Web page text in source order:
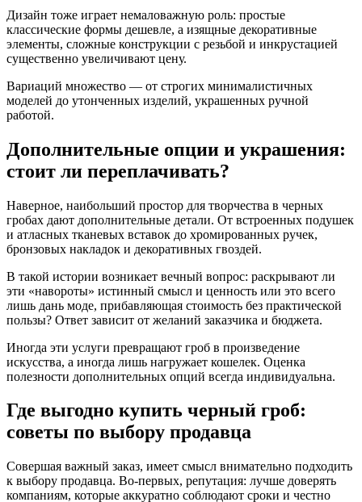
Дизайн тоже играет немаловажную роль: простые
классические формы дешевле, а изящные декоративные
элементы, сложные конструкции с резьбой и инкрустацией
существенно увеличивают цену.
Вариаций множество — от строгих минималистичных
моделей до утонченных изделий, украшенных ручной
работой.
Дополнительные опции и украшения:
стоит ли переплачивать?
Наверное, наибольший простор для творчества в черных
гробах дают дополнительные детали. От встроенных подушек
и атласных тканевых вставок до хромированных ручек,
бронзовых накладок и декоративных гвоздей.
В такой истории возникает вечный вопрос: раскрывают ли
эти «навороты» истинный смысл и ценность или это всего
лишь дань моде, прибавляющая стоимость без практической
пользы? Ответ зависит от желаний заказчика и бюджета.
Иногда эти услуги превращают гроб в произведение
искусства, а иногда лишь нагружает кошелек. Оценка
полезности дополнительных опций всегда индивидуальна.
Где выгодно купить черный гроб:
советы по выбору продавца
Совершая важный заказ, имеет смысл внимательно подходить
к выбору продавца. Во-первых, репутация: лучше доверять
компаниям, которые аккуратно соблюдают сроки и честно